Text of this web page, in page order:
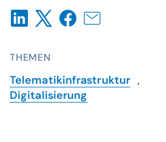
THEMEN
Telematikinfrastruktur ,
Digitalisierung